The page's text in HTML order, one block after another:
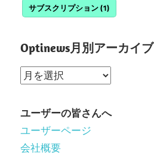
サブスクリプション(1)
Optinews月別アーカイブ
Optinews
別
ア
ー
ユーザーの皆さんへ
ユーザーページ
会社概要